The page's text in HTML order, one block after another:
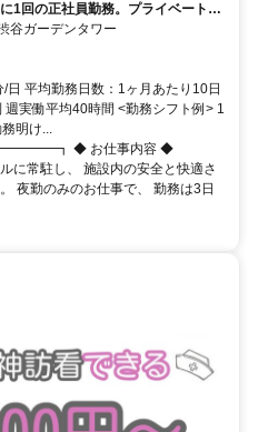
1回の正社員勤務。プライベート重
谷ガーデンタワー
平均勤務日数：1ヶ月あたり10日
実働平均40時間 <勤務シフト例> 1
明け...
◆ お仕事内容 ◆
駐し、 施設内の安全と快適さ
夜勤のみのお仕事で、 勤務は3日